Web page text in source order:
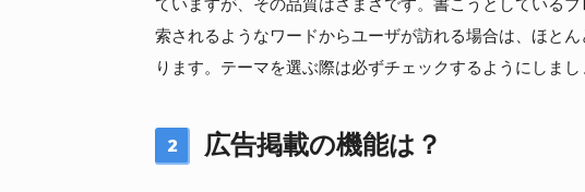
索されるようなワードからユーザが訪れる場合は、ほと
ります。テーマを選ぶ際は必ずチェックするようにしまし
2 広告掲載の機能は？